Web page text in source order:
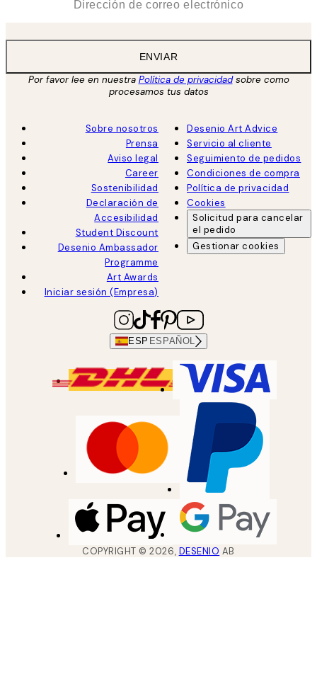
ENVIAR
Por favor lee en nuestra Política de privacidadsobre como
procesamos tus datos
Sobre nosotros
Prensa
Aviso legal
Career
Sostenibilidad
Declaración de
Accesibilidad
Student Discount
Desenio Ambassador
Programme
Art Awards
Iniciar sesión (Empresa)
Desenio Art Advice
Servicio al cliente
Seguimiento de pedidos
Condiciones de compra
Política de privacidad
Cookies
Solicitud para cancelar
el pedido
Gestionar cookies
ESP ESPAÑOL
COPYRIGHT ©2026, DESENIO AB